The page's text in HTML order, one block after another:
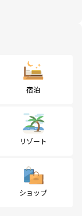
宿泊
リゾート
ショップ